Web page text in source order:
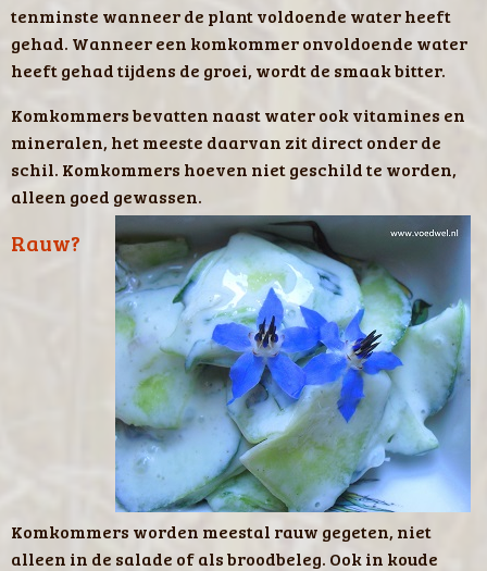
tenminste wanneer de plant voldoende water heeft
gehad. Wanneer een komkommer onvoldoende water
heeft gehad tijdens de groei, wordt de smaak bitter.
Komkommers bevatten naast water ook vitamines en
mineralen, het meeste daarvan zit direct onder de
schil. Komkommers hoeven niet geschild te worden,
alleen goed gewassen.
Rauw?
Komkommers worden meestal rauw gegeten, niet
alleen in de salade of als broodbeleg. Ook in koude